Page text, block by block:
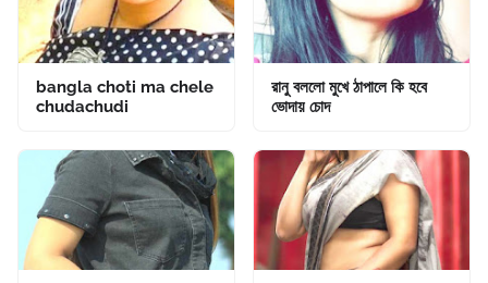
bangla choti ma chele
chudachudi
রানু বললো মুখে ঠাপালে কি হবে
ভোদায় চোদ